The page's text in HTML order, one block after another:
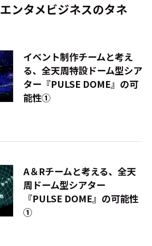
エンタメビジネスのタネ
イベント制作チームと考え
る、全天周特設ドーム型シア
ター『PULSE DOME』の可
能性①
A＆Rチームと考える、全天
周ドーム型シアター
『PULSE DOME』の可能性
①